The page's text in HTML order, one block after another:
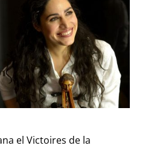
el Victoires de la